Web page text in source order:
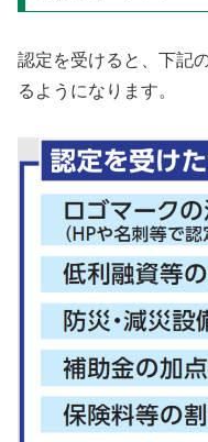
認定を受けると、下記
るようになります。